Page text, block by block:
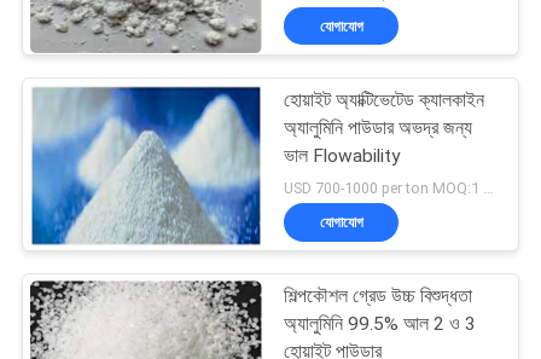
সাথে
যোগাযোগ
খবর
মামলা
একটি
ফ্লোরাইড লবণ
66
যোগাযোগ
হোয়াইট অ্যাক্টিভেটেড ক্যালকাইন
অ্যালুমিনি পাউডার অভদ্র জন্য
ভাল Flowability
USD 700-1000 per ton MOQ:1 মেট্রিক টন / মেট্রিক টন বিনামূল্যে নমুনা
যোগাযোগ
শিল্পকৌশল গ্রেড উচ্চ বিশুদ্ধতা
অ্যালুমিনি 99.5% আল 2 ও 3
হোয়াইট পাউডার